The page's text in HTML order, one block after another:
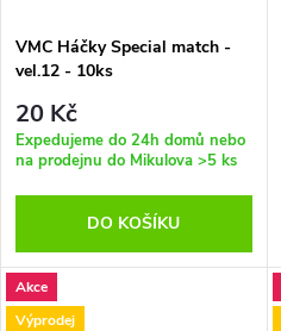
VMC Háčky Special match -
vel.12 - 10ks
20 Kč
Expedujeme do 24h domů nebo
na prodejnu do Mikulova >5 ks
DO KOŠÍKU
Akce
Výprodej